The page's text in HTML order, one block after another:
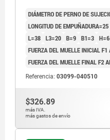
DIÁMETRO DE PERNO DE
LONGITUD DE EMPUÑADURA=25
L=38 L3=20 B=9 B1=3 H=6
FUERZA DEL MUELLE INICIAL
FUERZA DEL MUELLE FINAL F2
Referencia: 03099-040510
$326.89
más IVA.
más gastos de envío